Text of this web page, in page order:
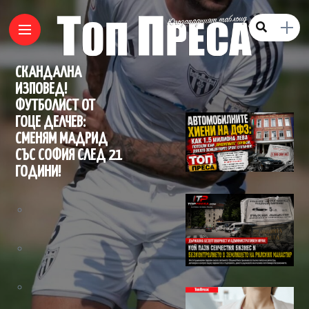
СКАНДАЛНА
ИЗПОВЕД!
ФУТБОЛИСТ ОТ
ГОЦЕ ДЕЛЧЕВ:
СМЕНЯМ МАДРИД
СЪС СОФИЯ СЛЕД 21
ГОДИНИ!